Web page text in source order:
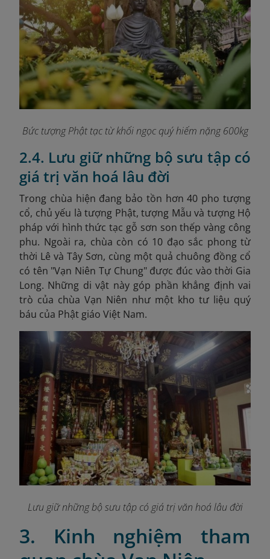
Bức tượng Phật tạc từ khối ngọc quý hiếm nặng 600kg
2.4. Lưu giữ những bộ sưu tập có
giá trị văn hoá lâu đời
Trong chùa hiện đang bảo tồn hơn 40 pho tượng
cổ, chủ yếu là tượng Phật, tượng Mẫu và tượng Hộ
pháp với hình thức tạc gỗ sơn son thếp vàng công
phu. Ngoài ra, chùa còn có 10 đạo sắc phong từ
thời Lê và Tây Sơn, cùng một quả chuông đồng cổ
có tên "Vạn Niên Tự Chung" được đúc vào thời Gia
Long. Những di vật này góp phần khẳng định vai
trò của chùa Vạn Niên như một kho tư liệu quý
báu của Phật giáo Việt Nam.
Lưu giữ những bộ sưu tập có giá trị văn hoá lâu đời
3. Kinh nghiệm tham